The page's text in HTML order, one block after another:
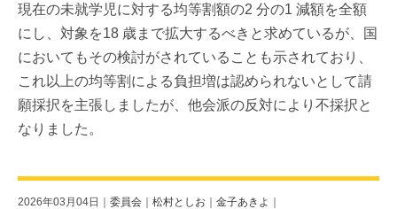
現在の未就学児に対する均等割額の2 分の1 減額を全額
にし、対象を18 歳まで拡大するべきと求めているが、国
においてもその検討がされていることも示されており、
これ以上の均等割による負担増は認められないとして請
願採択を主張しましたが、他会派の反対により不採択と
なりました。
2026年03月04日｜ 委員会 ｜ 松村としお ｜ 金子あきよ ｜